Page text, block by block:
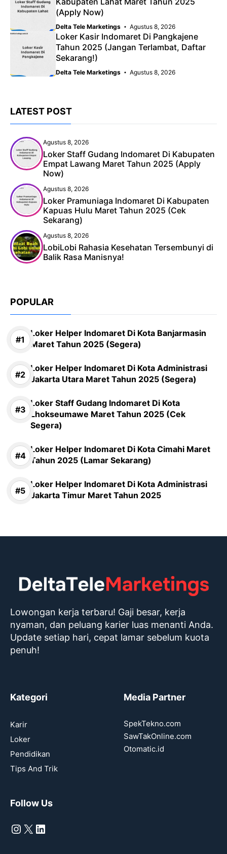
(Apply Now)
Delta Tele Marketings Agustus 8, 2026
Loker Kasir Indomaret Di Pangkajene
Tahun 2025 (Jangan Terlambat, Daftar
Sekarang!)
Delta Tele Marketings Agustus 8, 2026
LATEST POST
Agustus 8, 2026
Loker Staff Gudang Indomaret Di Kabupaten
Empat Lawang Maret Tahun 2025 (Apply
Now)
Agustus 8, 2026
Loker Pramuniaga Indomaret Di Kabupaten
Kapuas Hulu Maret Tahun 2025 (Cek
Sekarang)
Agustus 8, 2026
LobiLobi Rahasia Kesehatan Tersembunyi di
Balik Rasa Manisnya!
POPULAR
Loker Helper Indomaret Di Kota Banjarmasin
Maret Tahun 2025 (Segera)
Loker Helper Indomaret Di Kota Administrasi
Jakarta Utara Maret Tahun 2025 (Segera)
Loker Staff Gudang Indomaret Di Kota
Lhokseumawe Maret Tahun 2025 (Cek
Segera)
Loker Helper Indomaret Di Kota Cimahi Maret
Tahun 2025 (Lamar Sekarang)
Loker Helper Indomaret Di Kota Administrasi
Jakarta Timur Maret Tahun 2025
Lowongan kerja terbaru! Gaji besar, kerja
nyaman, dan peluang karier luas menanti Anda.
Update setiap hari, cepat lamar sebelum kuota
penuh!
Kategori
Karir
Loker
Pendidikan
Tips And Trik
Media Partner
SpekTekno.com
SawTakOnline.com
Otomatic.id
Follow Us
Instagram
X LinkedIn